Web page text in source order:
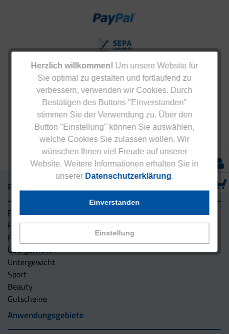
Herzlich willkommen! Um unsere Website für
Sie optimal zu gestalten und fortlaufend zu
verbessern, verwenden wir Cookies. Durch
Bestätigen des Buttons "Einverstanden"
stimmen Sie der Verwendung zu. Über den
Button "Einstellung" können Sie auswählen,
welche Cookies Sie zulassen wollen. Wir
wünschen Ihnen viel Freude auf unserer
Website. Weitere Informationen erhalten Sie in
unserer Datenschutzerklärung.
Einstellung
Einverstanden
Präparate
Für den Mann
Für die Frau
Für Mann und Frau
Übergewicht
Untergewicht
Sport
Beauty
Gutscheine
Anwendungsgebiete